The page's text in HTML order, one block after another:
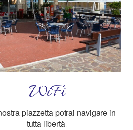
WiFi
piazzetta potrai navigare in
tutta libertà.